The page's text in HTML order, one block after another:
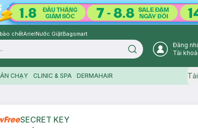
chếtArielNước GiặtBagsmart
Search icon
Đăng
Tài
CHẠY CLINIC & SPA DERMAHAIR
SECRET KEY